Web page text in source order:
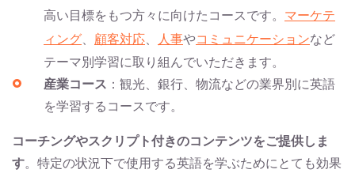
高い目標をもつ方々に向けたコースです。 マーケテ
ィング、 顧客対応、 人事やコミュニケーションなど
テーマ別学習に取り組んでいただきます。
産業コース ：観光、銀行、物流などの業界別に英語
を学習するコースです。
コーチングやスクリプト付きのコンテンツをご提供しま
す。特定の状況下で使用する英語を学ぶためにとても効果